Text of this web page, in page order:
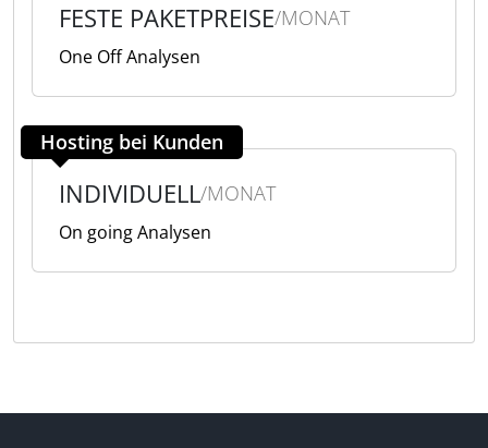
FESTE PAKETPREISE/MONAT
One Off Analysen
Hosting bei Kunden
INDIVIDUELL/MONAT
On going Analysen